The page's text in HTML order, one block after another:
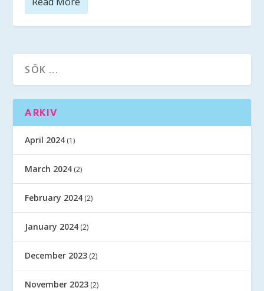
ARKIV
April 2024 (1)
March 2024 (2)
February 2024 (2)
January 2024 (2)
December 2023 (2)
November 2023 (2)